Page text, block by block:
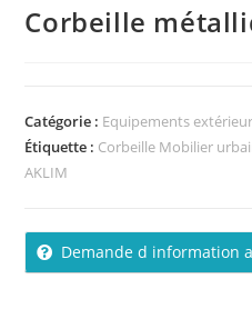
Corbeille
Catégorie : Equipements
Étiquette : Corbeille Mobilier
AKLIM
Demande d information